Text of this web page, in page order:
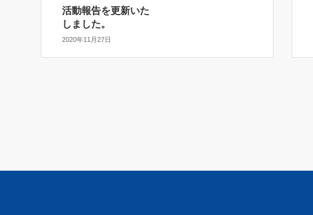
活動報告を更新いた
しました。
2020年11月27日